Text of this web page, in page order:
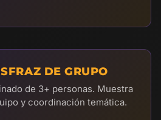
DE GRUPO
de 3+ personas. Muestra
y coordinación temática.